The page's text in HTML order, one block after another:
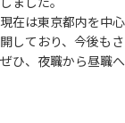
現在は東京都内を中
開しており、 今後も
ぜひ、夜職から昼職